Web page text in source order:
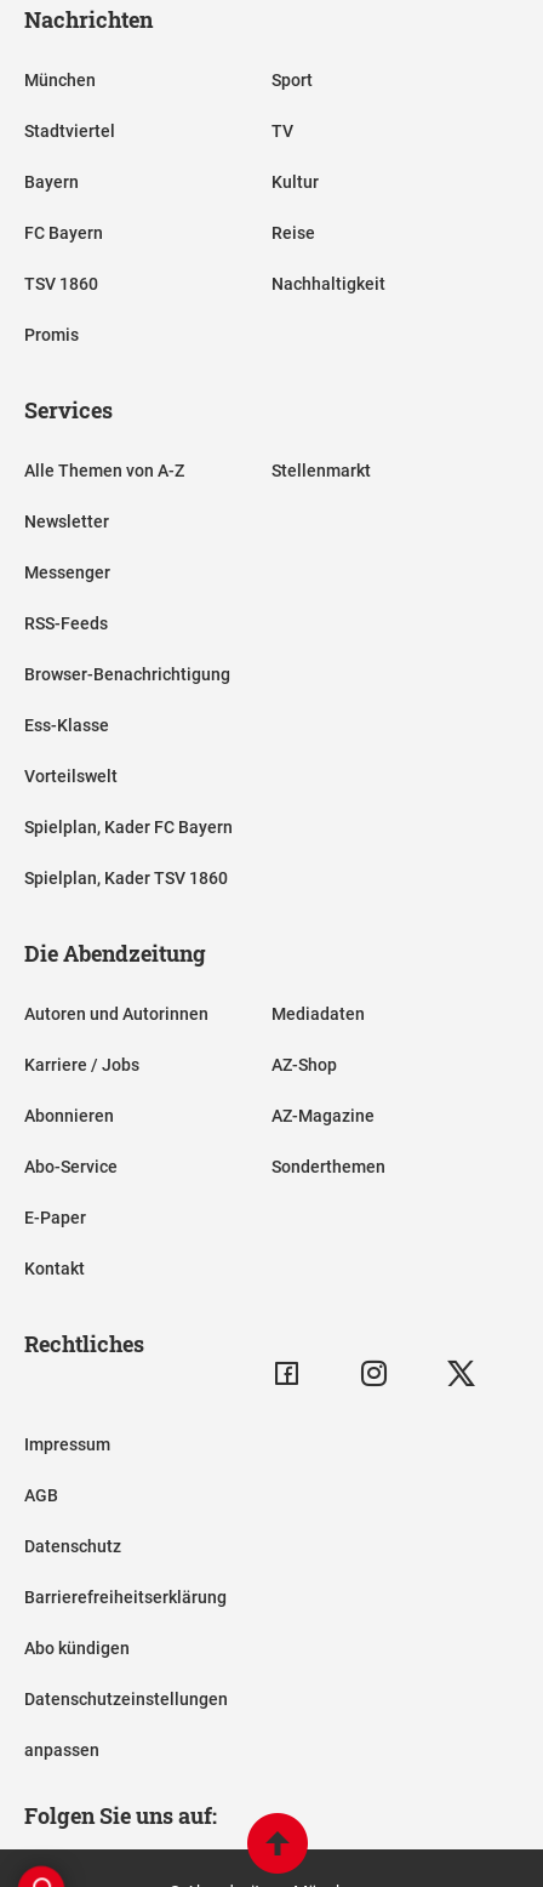
Nachrichten
München
Stadtviertel
Bayern
FC Bayern
TSV 1860
Promis
Sport
TV
Kultur
Reise
Nachhaltigkeit
Services
Alle Themen von A-Z
Newsletter
Messenger
RSS-Feeds
Browser-Benachrichtigung
Ess-Klasse
Vorteilswelt
Spielplan, Kader FC Bayern
Spielplan, Kader TSV 1860
Stellenmarkt
Die Abendzeitung
Autoren und Autorinnen
Karriere / Jobs
Abonnieren
Abo-Service
E-Paper
Kontakt
Mediadaten
AZ-Shop
AZ-Magazine
Sonderthemen
Rechtliches
Impressum
AGB
Datenschutz
Barrierefreiheitserklärung
Abo kündigen
Datenschutzeinstellungen
anpassen
Folgen Sie uns auf: